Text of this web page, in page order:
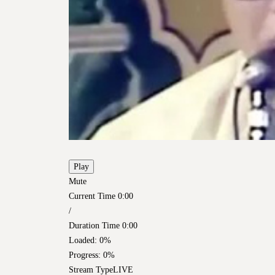
Play
Mute
Current Time 0:00
/
Duration Time 0:00
Loaded: 0%
Progress: 0%
Stream TypeLIVE